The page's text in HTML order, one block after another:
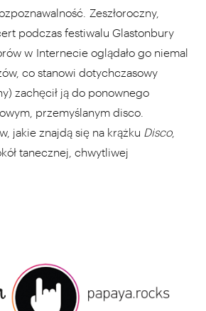
Zeszłoroczny,
podczas festiwalu Glastonbury
w Internecie oglądało go niemal
co stanowi dotychczasowy
zachęcił ją do ponownego
przemyślanym disco.
jakie znajdą się na krążku Disco,
tanecznej, chwytliwej